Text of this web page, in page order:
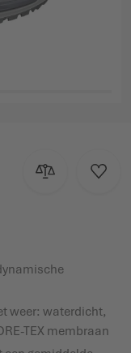
Toevoegen om
Voeg
weer: waterdicht,
TEX membraan